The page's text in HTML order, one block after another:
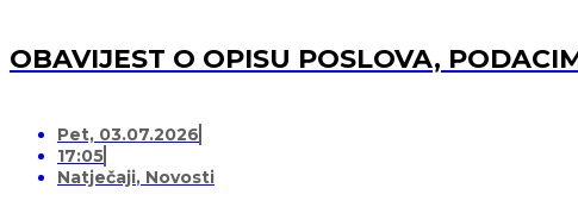
OBAVIJEST O OPISU POSLOVA,
Pet, 03.07.2026
17:05
Natječaji, Novosti